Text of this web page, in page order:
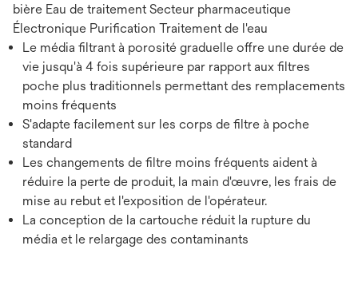
bière Eau de traitement Secteur pharmaceutique
Électronique Purification Traitement de l'eau
Le média filtrant à porosité graduelle offre une durée de
vie jusqu'à 4 fois supérieure par rapport aux filtres
poche plus traditionnels permettant des remplacements
moins fréquents
S'adapte facilement sur les corps de filtre à poche
standard
Les changements de filtre moins fréquents aident à
réduire la perte de produit, la main d'œuvre, les frais de
mise au rebut et l'exposition de l'opérateur.
La conception de la cartouche réduit la rupture du
média et le relargage des contaminants